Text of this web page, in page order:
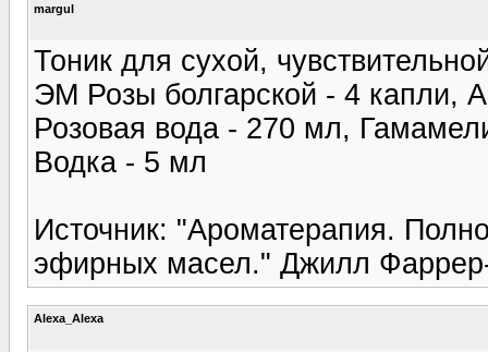
margul
Тоник для сухой,
ЭМ Розы болгарской - 4 капли,
Розовая вода - 270 мл,
Водка - 5 мл
Источник: "Ароматерапия.
эфирных масел." Джилл
Alexa_Alexa